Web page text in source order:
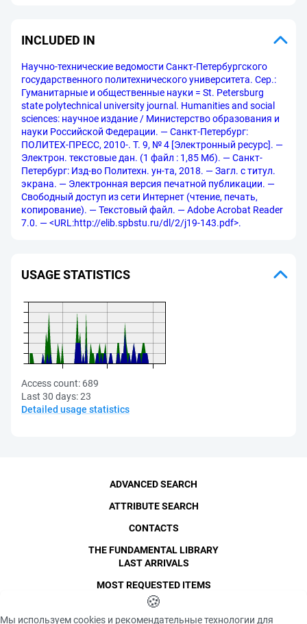
INCLUDED IN
Научно-технические ведомости Санкт-Петербургского
государственного политехнического университета. Сер.:
Гуманитарные и общественные науки = St. Petersburg
state polytechnical university journal. Humanities and social
sciences: научное издание / Министерство образования и
науки Российской Федерации. — Санкт-Петербург:
ПОЛИТЕХ-ПРЕСС, 2010-. Т. 9, № 4 [Электронный ресурс]. —
Электрон. текстовые дан. (1 файл : 1,85 Мб). — Санкт-
Петербург: Изд-во Политехн. ун-та, 2018. — Загл. с титул.
экрана. — Электронная версия печатной публикации. —
Свободный доступ из сети Интернет (чтение, печать,
копирование). — Текстовый файл. — Adobe Acrobat Reader
7.0. — <URL:http://elib.spbstu.ru/dl/2/j19-143.pdf>.
USAGE STATISTICS
Access count: 689
Last 30 days:23
Detailed usage statistics
SPbPU, 1996-2026
Copyright and Personal Data
ADVANCED SEARCH
ATTRIBUTE SEARCH
CONTACTS
THE FUNDAMENTAL LIBRARY
LAST ARRIVALS
MOST REQUESTED ITEMS
🍪
Мы используем cookies и рекомендательные технологии для